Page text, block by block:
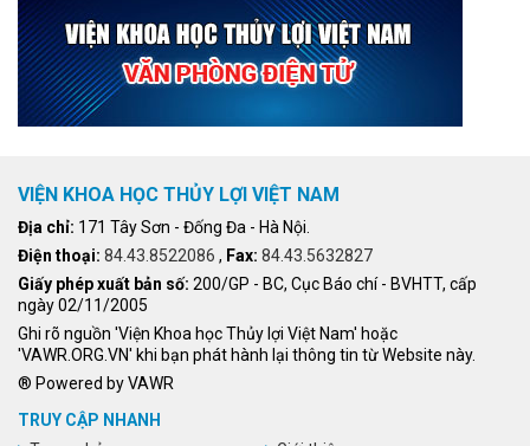
VIỆN KHOA HỌC THỦY LỢI VIỆT NAM
Địa chỉ: 171 Tây Sơn - Đống Đa - Hà Nội.
Điện thoại: 84.43.8522086 , Fax: 84.43.5632827
Giấy phép xuất bản số: 200/GP - BC, Cục Báo chí - BVHTT, cấp
ngày 02/11/2005
Ghi rõ nguồn 'Viện Khoa học Thủy lợi Việt Nam' hoặc
'VAWR.ORG.VN' khi bạn phát hành lại thông tin từ Website này.
® Powered by VAWR
TRUY CẬP NHANH